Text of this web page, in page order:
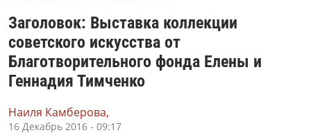
Заголовок: Выставка коллекции
советского искусства от
Благотворительного фонда Елены и
Геннадия Тимченко
Наиля Камберова,
16 Декабрь 2016 - 09:17